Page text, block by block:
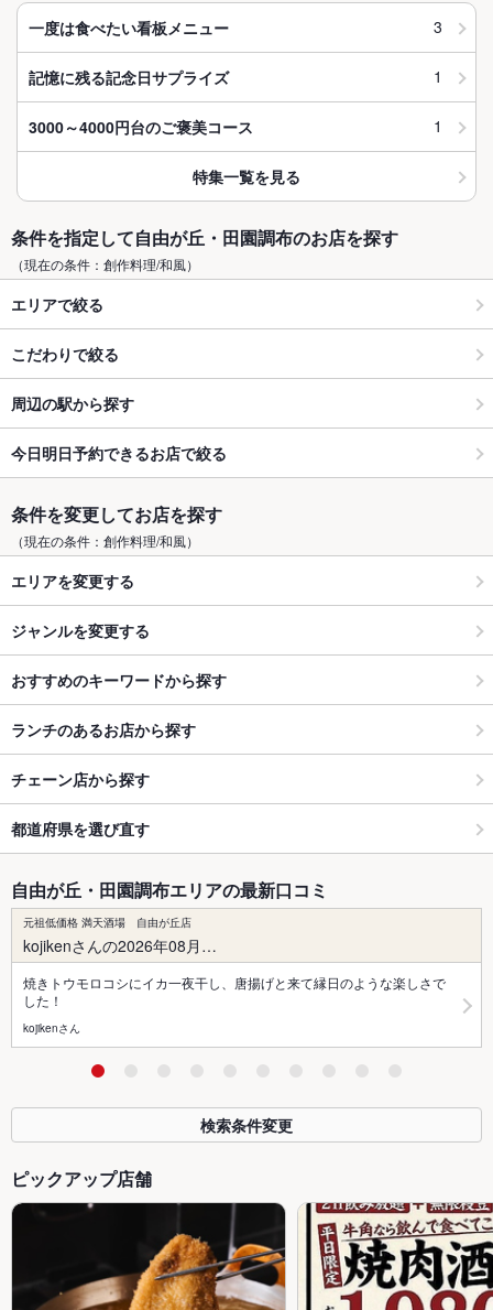
一度は食べたい看板メニュー 3
記憶に残る記念日サプライズ 1
3000～4000円台のご褒美コース 1
特集一覧を見る
条件を指定して自由が丘・田園調布のお店を探す
（現在の条件：創作料理/和風）
エリアで絞る
こだわりで絞る
周辺の駅から探す
今日明日予約できるお店で絞る
条件を変更してお店を探す
（現在の条件：創作料理/和風）
エリアを変更する
ジャンルを変更する
おすすめのキーワードから探す
ランチのあるお店から探す
チェーン店から探す
都道府県を選び直す
自由が丘・田園調布エリアの最新口コミ
元祖低価格 満天酒場 自由が丘店
kojikenさんの2026年08月…
焼きトウモロコシにイカ一夜干し、唐揚げと来て縁日のような楽しさで
した！
kojikenさん
検索条件変更
ピックアップ店舗